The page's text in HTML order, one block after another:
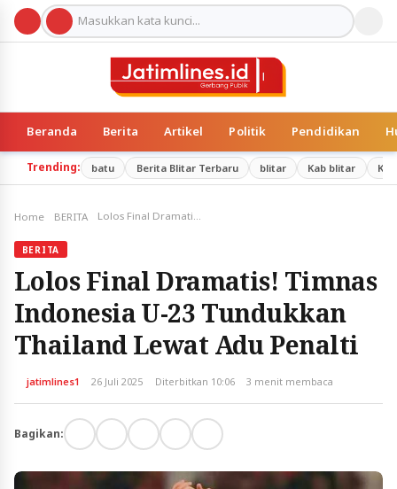
Beranda Berita Artikel Politik Pendidikan
Trending: batu Berita Blitar Terbaru blitar Kab blitar
Home BERITA
BERITA
Lolos Final Dramatis! Timnas
Indonesia U-23 Tundukkan
Thailand Lewat Adu Penalti
jatimlines1 26 Juli 2025 Diterbitkan 10:06 3 menit membaca
Bagikan: